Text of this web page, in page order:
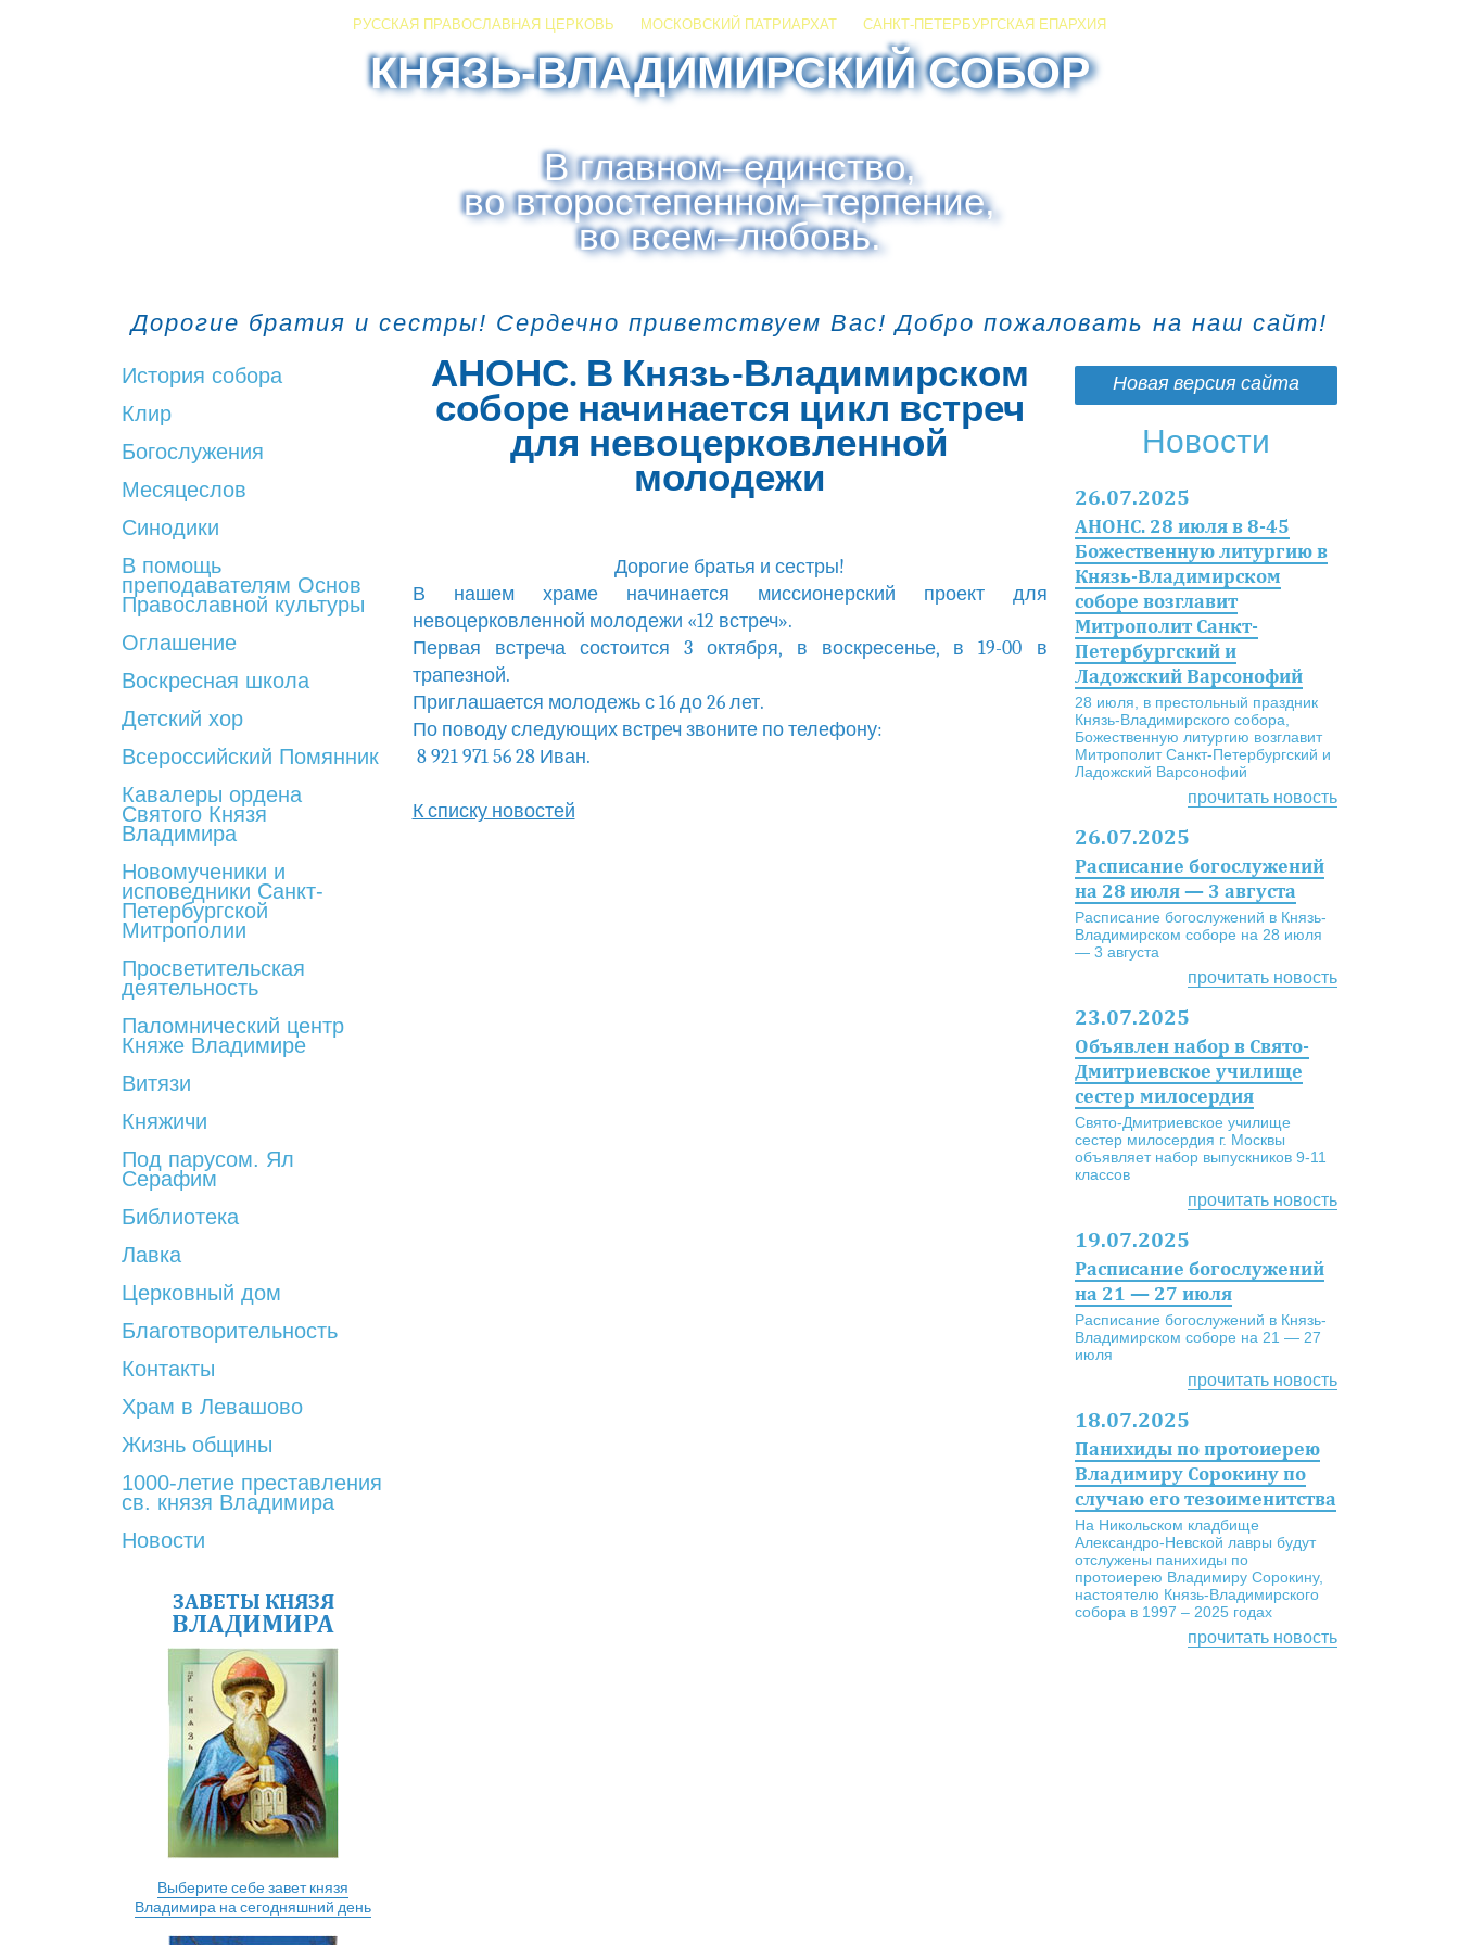
РУССКАЯ ПРАВОСЛАВНАЯ ЦЕРКОВЬ МОСКОВСКИЙ ПАТРИАРХАТ САНКТ-ПЕТЕРБУРГСКАЯ ЕПАРХИЯ
КНЯЗЬ-ВЛАДИМИРСКИЙ СОБОР
В главном–единство,
во второстепенном–терпение,
во всем–любовь.
Дорогие братия и сестры! Сердечно приветствуем Вас! Добро пожаловать на наш сайт!
История собора
Клир
Богослужения
Месяцеслов
Синодики
В помощь
преподавателям Основ
Православной культуры
Оглашение
Воскресная школа
Детский хор
Всероссийский Помянник
Кавалеры ордена
Святого Князя
Владимира
Новомученики и
исповедники Санкт-
Петербургской
Митрополии
Просветительская
деятельность
Паломнический центр
Княже Владимире
Витязи
Княжичи
Под парусом. Ял
Серафим
Библиотека
Лавка
Церковный дом
Благотворительность
Контакты
Храм в Левашово
Жизнь общины
1000-летие преставления
св. князя Владимира
Новости
ЗАВЕТЫ КНЯЗЯ
ВЛАДИМИРА
Выберите себе завет князя
Владимира на сегодняшний день
АНОНС. В Князь-Владимирском
соборе начинается цикл встреч
для невоцерковленной
молодежи
Дорогие братья и сестры!
В нашем храме начинается миссионерский проект для
невоцерковленной молодежи «12 встреч».
Первая встреча состоится 3 октября, в воскресенье, в 19-00 в
трапезной.
Приглашается молодежь с 16 до 26 лет.
По поводу следующих встреч звоните по телефону:
8 921 971 56 28 Иван.
К списку новостей
Новая версия сайта
Новости
26.07.2025
АНОНС. 28 июля в 8-45
Божественную литургию в
Князь-Владимирском
соборе возглавит
Митрополит Санкт-
Петербургский и
Ладожский Варсонофий
28 июля, в престольный праздник
Князь-Владимирского собора,
Божественную литургию возглавит
Митрополит Санкт-Петербургский и
Ладожский Варсонофий
прочитать новость
26.07.2025
Расписание богослужений
на 28 июля — 3 августа
Расписание богослужений в Князь-
Владимирском соборе на 28 июля
— 3 августа
прочитать новость
23.07.2025
Объявлен набор в Свято-
Дмитриевское училище
сестер милосердия
Свято-Дмитриевское училище
сестер милосердия г. Москвы
объявляет набор выпускников 9-11
классов
прочитать новость
19.07.2025
Расписание богослужений
на 21 — 27 июля
Расписание богослужений в Князь-
Владимирском соборе на 21 — 27
июля
прочитать новость
18.07.2025
Панихиды по протоиерею
Владимиру Сорокину по
случаю его тезоименитства
На Никольском кладбище
Александро-Невской лавры будут
отслужены панихиды по
протоиерею Владимиру Сорокину,
настоятелю Князь-Владимирского
собора в 1997 – 2025 годах
прочитать новость